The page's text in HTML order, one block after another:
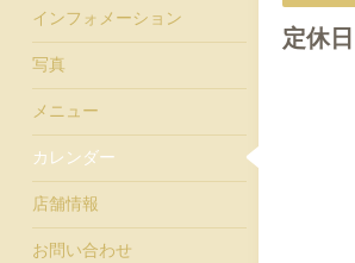
定休日
インフォメーション
写真
メニュー
カレンダー
店舗情報
お問い合わせ